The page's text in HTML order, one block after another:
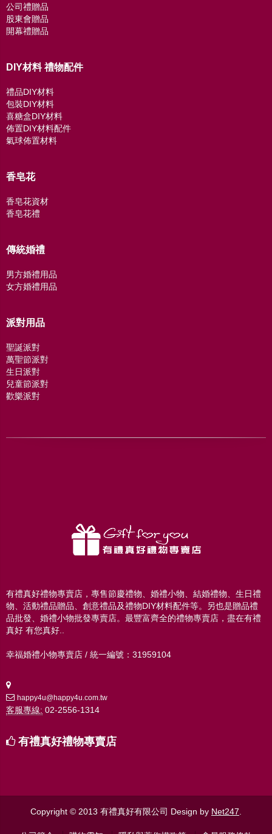
公司禮贈品
股東會贈品
開幕禮贈品
DIY材料 禮物配件
禮品DIY材料
包裝DIY材料
喜糖盒DIY材料
佈置DIY材料配件
氣球佈置材料
香皂花
香皂花資材
香皂花禮
傳統婚禮
男方婚禮用品
女方婚禮用品
派對用品
聖誕派對
萬聖節派對
生日派對
兒童節派對
歡樂派對
有禮真好禮物專賣店，專售節慶禮物、婚禮小物、結婚禮物、生日禮
物、活動禮品贈品、創意禮品及禮物DIY材料配件等。另也是贈品禮
品批發、婚禮小物批發專賣店。最豐富齊全的禮物專賣店，盡在有禮
真好 有您真好..
幸福婚禮小物專賣店 / 統一編號：31959104
happy4u@happy4u.com.tw
客服專線: 02-2556-1314
有禮真好禮物專賣店
Copyright © 2013 有禮真好有限公司 Design by Net247